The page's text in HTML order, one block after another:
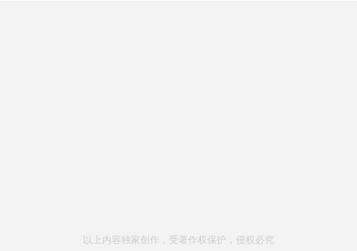
以上内容独家创作，受著作权保护，侵权必究